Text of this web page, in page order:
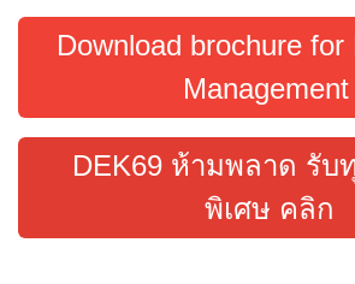
Download brochure for
Management
DEK69 ห้ามพลาด รับ
พิเศษ คลิก